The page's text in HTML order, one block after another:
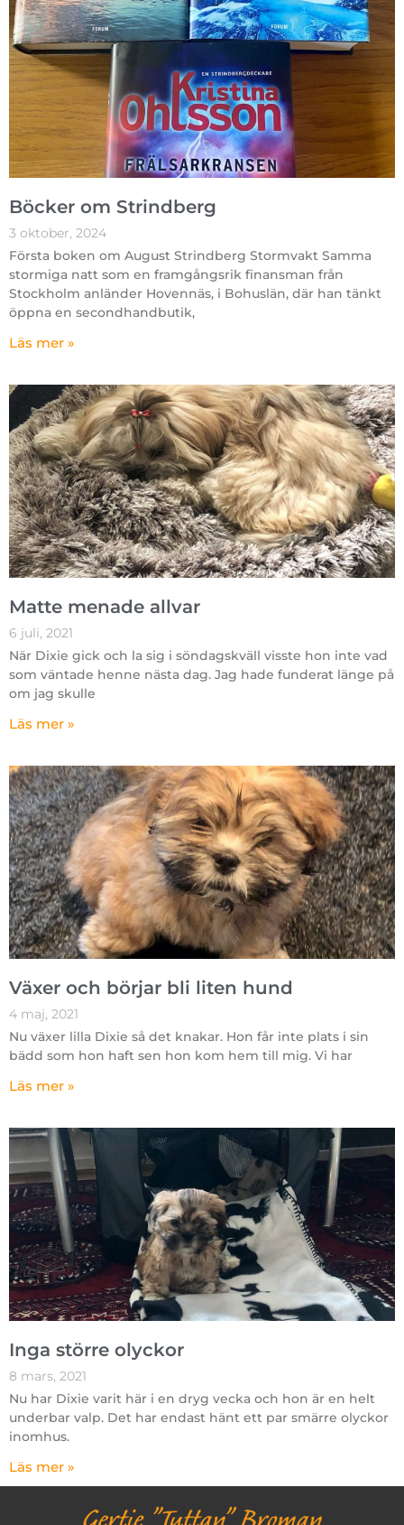
Böcker om Strindberg
3 oktober, 2024
Första boken om August Strindberg Stormvakt Samma
stormiga natt som en framgångsrik finansman från
Stockholm anländer Hovennäs, i Bohuslän, där han tänkt
öppna en secondhandbutik,
Läs mer »
Matte menade allvar
6 juli, 2021
När Dixie gick och la sig i söndagskväll visste hon inte vad
som väntade henne nästa dag. Jag hade funderat länge på
om jag skulle
Läs mer »
Växer och börjar bli liten hund
4 maj, 2021
Nu växer lilla Dixie så det knakar. Hon får inte plats i sin
bädd som hon haft sen hon kom hem till mig. Vi har
Läs mer »
Inga större olyckor
8 mars, 2021
Nu har Dixie varit här i en dryg vecka och hon är en helt
underbar valp. Det har endast hänt ett par smärre olyckor
inomhus.
Läs mer »